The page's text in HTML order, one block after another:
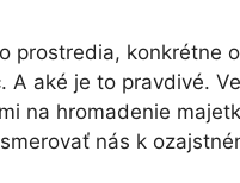
prostredia, konkrétne
aké je to pravdivé.
na hromadenie
nás k